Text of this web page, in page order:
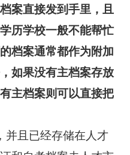
案直接发到手里，且
历学校一般不能帮忙
档案通常都作为附加
如果没有主档案存放
主档案则可以直接把
并且已经存储在人才